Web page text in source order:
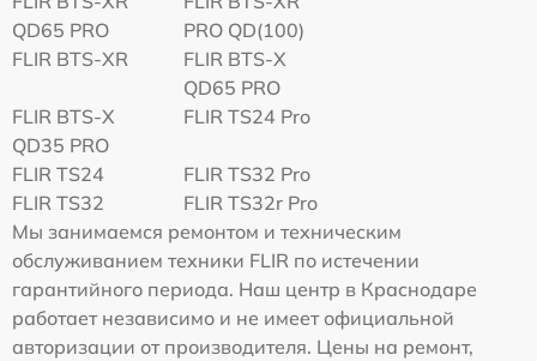
QD65 PRO
PRO QD(100)
FLIR BTS-XR
FLIR BTS-X
QD65 PRO
FLIR BTS-X
QD35 PRO
FLIR TS24 Pro
FLIR TS24
FLIR TS32 Pro
FLIR TS32
FLIR TS32r Pro
Мы занимаемся ремонтом и техническим
обслуживанием техники FLIR по истечении
гарантийного периода. Наш центр в Краснодаре
работает независимо и не имеет официальной
авторизации от производителя. Цены на ремонт,